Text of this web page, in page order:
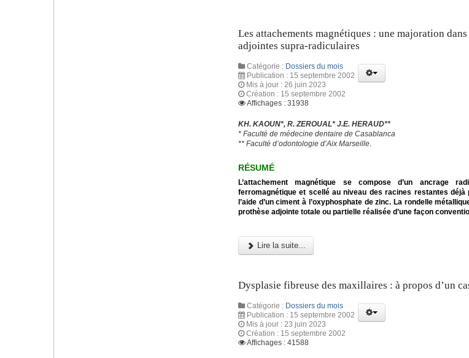
Les attachements magnétiques : une majoration
adjointes supra-radiculaires
Catégorie : Dossiers du mois
Publication : 15 septembre 2002
Mis à jour : 26 juin 2023
Création : 15 septembre 2002
Affichages : 31938
KH. KAOUN*, R. ZEROUAL* J.E. HERAUD**
* Faculté de médecine dentaire de Casablanca
** Faculté d’odontologie d’Aix Marseille
RÉSUMÉ
L’attachement magnétique se compose d’un ancrage
ferromagnétique et scellé au niveau des racines restantes
l’aide d’un ciment à l’oxyphosphate de zinc. La rondelle
prothèse adjointe totale ou partielle réalisée d’une façon
Lire la suite...
Dysplasie fibreuse des maxillaires : à propos d’un
Catégorie : Dossiers du mois
Publication : 15 septembre 2002
Mis à jour : 23 juin 2023
Création : 15 septembre 2002
Affichages : 41588